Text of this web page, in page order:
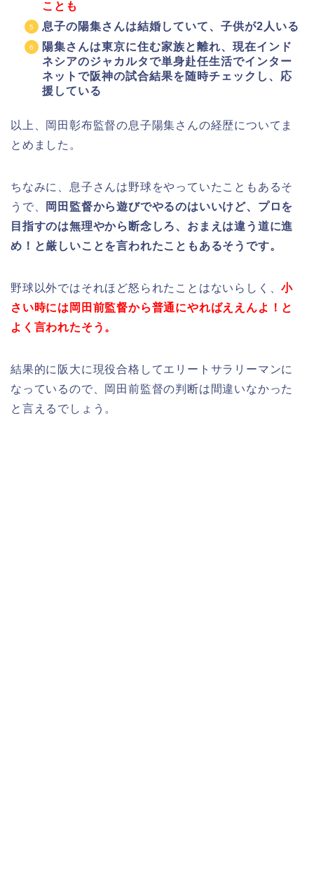
ことも
息子の陽集さんは結婚していて、子供が2人いる
陽集さんは東京に住む家族と離れ、現在インド
ネシアのジャカルタで単身赴任生活でインター
ネットで阪神の試合結果を随時チェックし、応
援している
以上、岡田彰布監督の息子陽集さんの経歴についてま
とめました。
ちなみに、息子さんは野球をやっていたこともあるそ
うで、
岡田監督から遊びでやるのはいいけど、プロを
目指すのは無理やから断念しろ、おまえは違う道に進
め！と厳しいことを言われたこともあるそうです。
野球以外ではそれほど怒られたことはないらしく、小
さい時には岡田前監督から普通にやればええんよ！と
よく言われたそう。
結果的に阪大に現役合格してエリートサラリーマンに
なっているので、岡田前監督の判断は間違いなかった
と言えるでしょう。